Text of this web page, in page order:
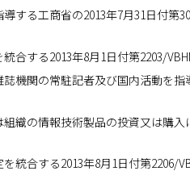
する工商省の2013年7月31日付第
合する2013年8月1日付第2203/
機関の常駐記者及び国内活動を
織の情報技術製品の投資又は購
統合する2013年8月1日付第2206/